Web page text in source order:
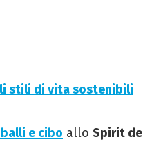
stili di vita sostenibili
e cibo allo Spirit de